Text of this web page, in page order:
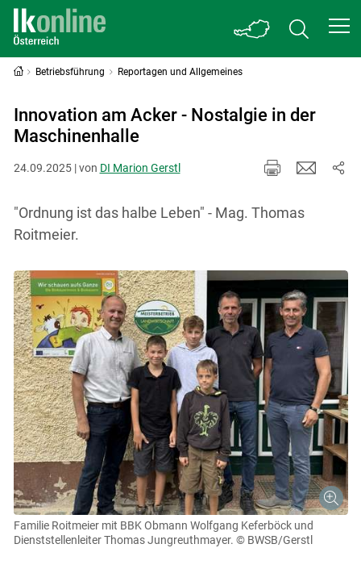
Betriebsführung Reportagen und Allgemeines
Innovation am Acker - Nostalgie in der
Maschinenhalle
24.09.2025 | von DI Marion Gerstl
"Ordnung ist das halbe Leben" - Mag. Thomas
Roitmeier.
Familie Roitmeier mit BBK Obmann Wolfgang Keferböck und
Dienststellenleiter Thomas Jungreuthmayer. © BWSB/Gerstl